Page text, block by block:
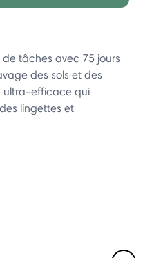
de tâches avec 75 jours
des sols et des
ultra-efficace qui
lingettes et